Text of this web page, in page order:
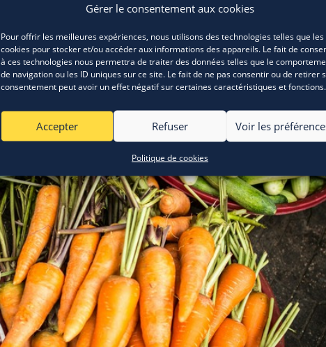
Gérer le consentement aux cookies
Pour offrir les meilleures expériences, nous utilisons des technologies telles que les
cookies pour stocker et/ou accéder aux informations des appareils. Le fait de
à ces technologies nous permettra de traiter des données telles que le
de navigation ou les ID uniques sur ce site. Le fait de ne pas consentir ou de retirer
consentement peut avoir un effet négatif sur certaines caractéristiques et fonctions.
Accepter Refuser Voir les
Politique de cookies